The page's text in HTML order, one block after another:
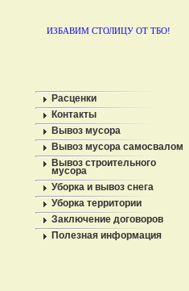
ИЗБАВИМ СТОЛИЦУ ОТ ТБО!
Расценки
Контакты
Вывоз мусора
Вывоз мусора самосвалом
Вывоз строительного
мусора
Уборка и вывоз снега
Уборка территории
Заключение договоров
Полезная информация